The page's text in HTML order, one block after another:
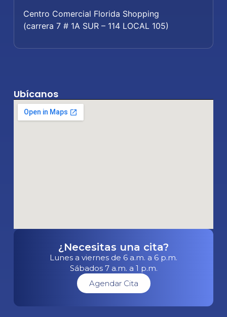
Centro Comercial Florida Shopping
(carrera 7 # 1A SUR – 114 LOCAL 105)
Ubícanos
¿Necesitas una cita?
Lunes a viernes de 6 a.m. a 6 p.m.
Sábados 7 a.m. a 1 p.m.
Agendar Cita